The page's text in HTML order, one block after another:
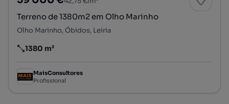
Terreno de 1380m2 em Olho Marinho
Olho Marinho, Óbidos, Leiria
Preço por metro quadrado
1380 m²
MaisConsultores
Profissional